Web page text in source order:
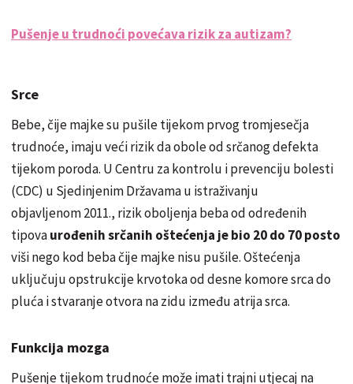
Pušenje u trudnoći povećava rizik za autizam?
Srce
Bebe, čije majke su pušile tijekom prvog tromjesečja
trudnoće, imaju veći rizik da obole od srčanog defekta
tijekom poroda. U Centru za kontrolu i prevenciju bolesti
(CDC) u Sjedinjenim Državama u istraživanju
objavljenom 2011., rizik oboljenja beba od određenih
tipovaurođenih srčanih oštećenja je bio 20 do 70 posto
viši nego kod beba čije majke nisu pušile. Oštećenja
uključuju opstrukcije krvotoka od desne komore srca do
pluća i stvaranje otvora na zidu između atrija srca.
Funkcija mozga
Pušenje tijekom trudnoće može imati trajni utjecaj na